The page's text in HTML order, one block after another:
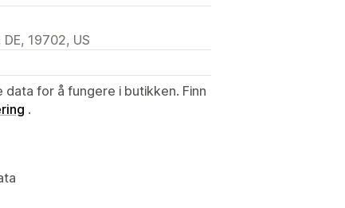
19702, US
for å fungere i butikken. Finn
.